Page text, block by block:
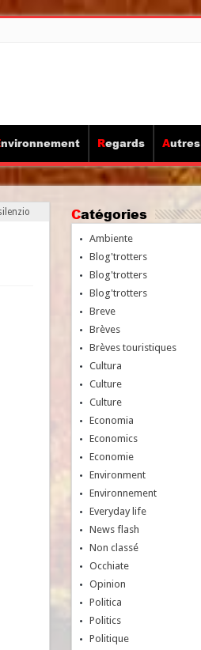
Environnement Regards Autres
Catégories
Ambiente
Blog'trotters
Blog'trotters
Blog'trotters
Breve
Brèves
Brèves touristiques
Cultura
Culture
Culture
Economia
Economics
Economie
Environment
Environnement
Everyday life
News flash
Non classé
Occhiate
Opinion
Politica
Politics
Politique